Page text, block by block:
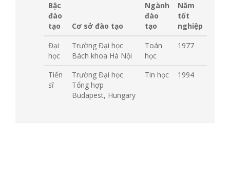
Bậc
đào
tạo
Cơ sở đào tạo
Ngành
đào
tạo
Năm
tốt
nghiệp
Đại
học
Trường Đại học
Bách khoa Hà Nội
Toán
học
1977
Tiến
sĩ
Trường Đại học
Tổng hợp
Budapest, Hungary
Tin học 1994